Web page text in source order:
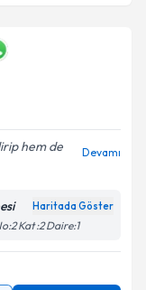
hem de
Devamı
Haritada Göster
Kat :2 Daire:1